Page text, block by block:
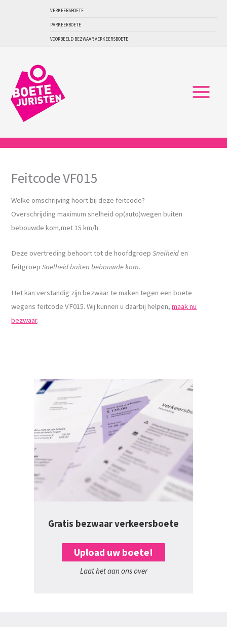
VERKEERSBOETE
PARKEERBOETE
VOORBEELD BEZWAAR VERKEERSBOETE
Feitcode VF015
Welke omschrijving hoort bij deze feitcode?
Overschrijding maximum snelheid op(auto)wegen buiten
bebouwde kom,met 15 km/h
Deze overtreding behoort tot de hoofdgroepSnelheid en
feitgroepSnelheid buiten bebouwde kom.
Het kan verstandig zijn bezwaar te maken tegen een boete
wegens feitcode VF015. Wij kunnen u daarbij helpen,maak nu
bezwaar.
Gratis bezwaar verkeersboete
Upload uw boete!
Laat het aan ons over